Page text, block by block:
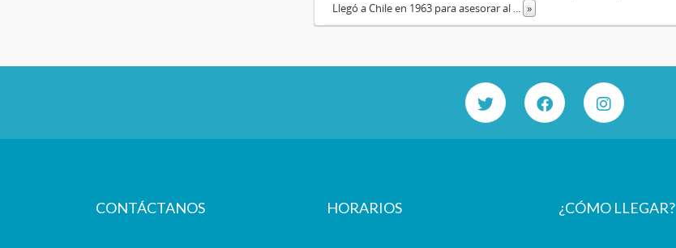
Llegó a Chile en 1963 para asesorar al ... »
CONTÁCTANOS HORARIOS ¿CÓMO LLEGAR?